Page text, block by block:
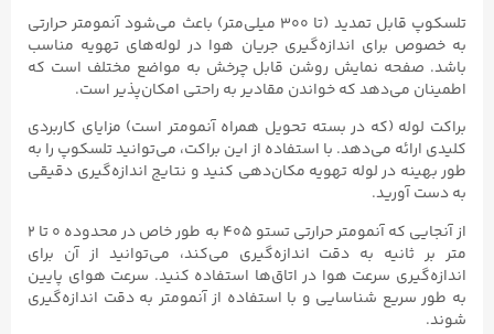
تلسکوپ قابل تمدید (تا ۳۰۰ میلی‌متر) باعث می‌شود آنمومتر حرارتی
به خصوص برای اندازه‌گیری جریان هوا در لوله‌های تهویه مناسب
باشد. صفحه نمایش روشن قابل چرخش به مواضع مختلف است که
اطمینان می‌دهد که خواندن مقادیر به راحتی امکان‌پذیر است.
براکت لوله (که در بسته تحویل همراه آنمومتر است) مزایای کاربردی
کلیدی ارائه می‌دهد. با استفاده از این براکت، می‌توانید تلسکوپ را به
طور بهینه در لوله تهویه مکان‌دهی کنید و نتایج اندازه‌گیری دقیقی
به دست آورید.
از آنجایی که آنمومتر حرارتی تستو ۴۰۵ به طور خاص در محدوده ۰ تا ۲
متر بر ثانیه به دقت اندازه‌گیری می‌کند، می‌توانید از آن برای
اندازه‌گیری سرعت هوا در اتاق‌ها استفاده کنید. سرعت هوای پایین
به طور سریع شناسایی و با استفاده از آنمومتر به دقت اندازه‌گیری
شوند.